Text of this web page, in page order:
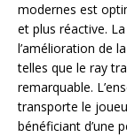
modernes est
et plus réactive.
l’amélioration de
telles que le ray
remarquable.
transporte le
bénéficiant d’une